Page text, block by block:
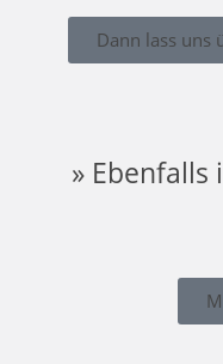
Dann lass uns
» Ebenfalls